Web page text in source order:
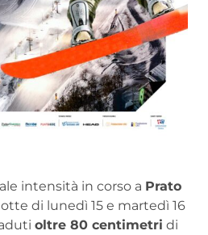
intensità in corso a Prato
di lunedì 15 e martedì 16
oltre 80 centimetri di